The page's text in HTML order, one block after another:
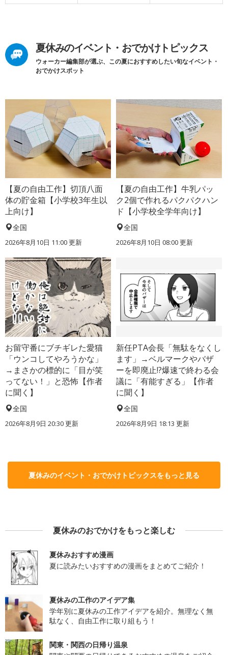
夏休みのイベント・おでかけトピックス
ウォーカー編集部が選ぶ、この夏におすすめしたい旬なイベント・
おでかけスポット
【夏の自由工作】切頂八面
体の貯金箱【小学校3年生以
上向け】
全国
2026年8月10日 11:00更新
【夏の自由工作】牛乳パッ
ク2個で作れるパクパクハン
ド【小学校全学年向け】
全国
2026年8月10日 08:00更新
お留守番にブチギレた愛猫
「ウンコしてやろうかな」
→まさかの標的に「目が笑
ってない！」と恐怖【作者
に聞く】
全国
2026年8月9日 20:30更新
新任PTA会長「無駄をなくし
ます」→ベルマークやバザ
ーを即廃止!?爆速で終わる会
議に「有能すぎる」【作者
に聞く】
全国
2026年8月9日 18:13 更新
夏休みのイベント・おでかけトピックスをもっと見る
夏休みのおでかけをもっと楽しむ
夏休みおすすめ漫画
夏に読みたいおすすめの漫画をまとめてご紹介！
夏休みの工作のアイデア集
学年別に夏休みの工作アイデアを紹介。無理なく無
駄なく、自由工作に取り組もう！
関東・関西の日帰り温泉